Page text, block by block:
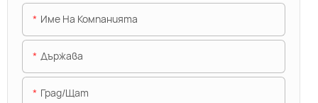
Име На Компанията
Държава
Град/щат